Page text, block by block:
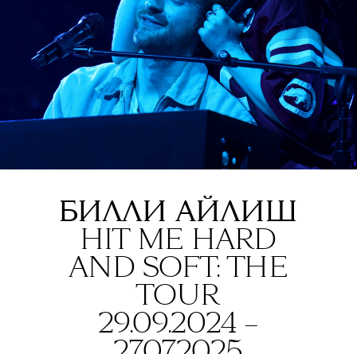
БИЛЛИ АЙЛИШ
HIT ME HARD
AND SOFT: THE
TOUR
29.09.2024 –